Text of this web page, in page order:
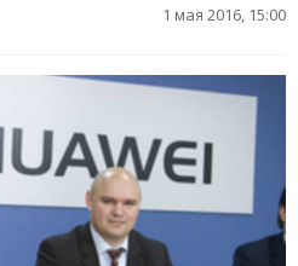
1 мая 2016, 15:00